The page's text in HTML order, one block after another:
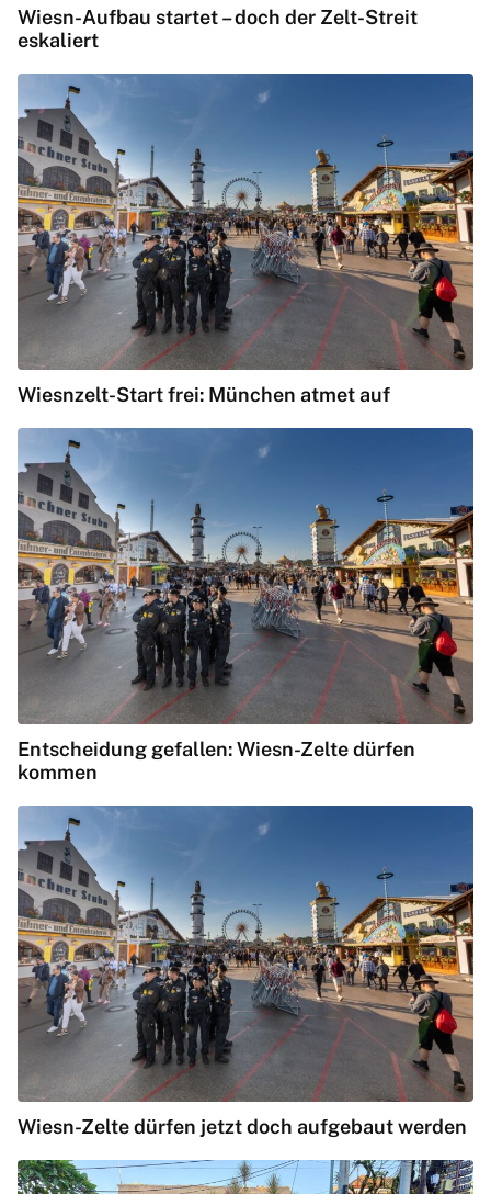
Wiesn-Aufbau startet – doch der Zelt-Streit
eskaliert
Wiesnzelt-Start frei: München atmet auf
Entscheidung gefallen: Wiesn-Zelte dürfen
kommen
Wiesn-Zelte dürfen jetzt doch aufgebaut werden